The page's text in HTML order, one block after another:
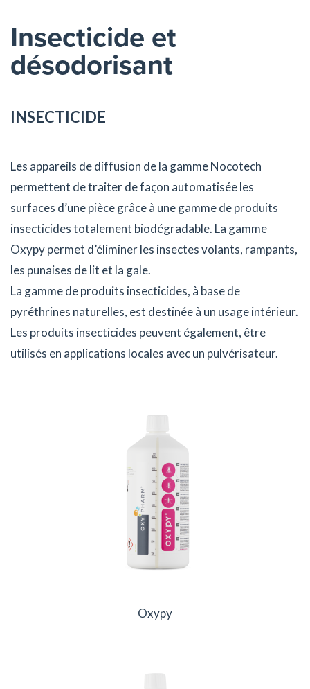
Insecticide et
désodorisant
INSECTICIDE
Les appareils de diffusion de la gamme Nocotech
permettent de traiter de façon automatisée les
surfaces d’une pièce grâce à une gamme de produits
insecticides totalement biodégradable. La gamme
Oxypy permet d’éliminer les insectes volants, rampants,
les punaises de lit et la gale.
La gamme de produits insecticides, à base de
pyréthrines naturelles, est destinée à un usage intérieur.
Les produits insecticides peuvent également, être
utilisés en applications locales avec un pulvérisateur.
Oxypy